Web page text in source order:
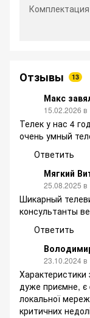
Комплектация
Отзывы 13
Макс
15.02.2026 в
Телек у нас 4
очень умный
Ответить
Мягкий
25.08.2025 в
Шикарный
консультанты
Ответить
23.10.2024 в
Характеристики
дуже приємне, є
локальної
критичних